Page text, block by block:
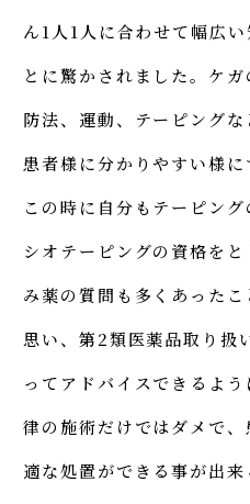
ん1人1人に合わせて幅広
とに驚かされました。ケ
防法、運動、テーピング
患者様に分かりやすい様に
この時に自分もテーピン
シオテーピングの資格を
み薬の質問も多くあった
思い、第2類医薬品取り扱
ってアドバイスできるよ
律の施術だけではダメで
適な処置ができる事が出